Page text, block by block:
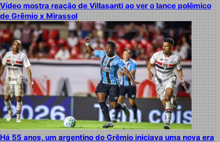
Vídeo mostra reação de Villasanti ao ver o lance polêmico
de Grêmio x Mirassol
Há 55 anos, um argentino do Grêmio iniciava uma nova era